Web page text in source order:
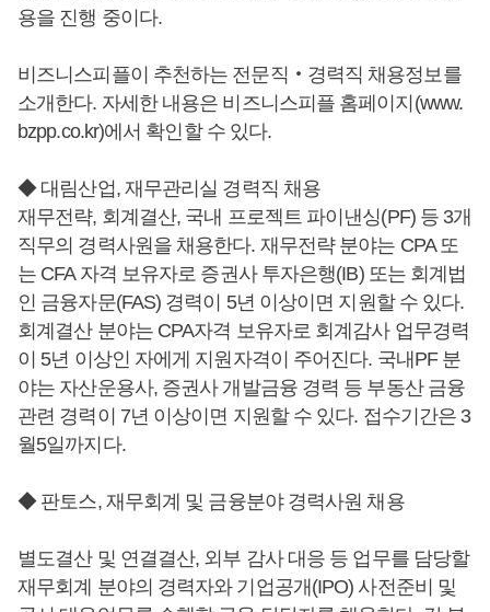
용을 진행 중이다.
비즈니스피플이 추천하는 전문직‧경력직 채용정보를
소개한다. 자세한 내용은 비즈니스피플 홈페이지(www.
bzpp.co.kr)에서 확인할 수 있다.
◆ 대림산업, 재무관리실 경력직 채용
재무전략, 회계결산, 국내 프로젝트 파이낸싱(PF) 등 3개
직무의 경력사원을 채용한다. 재무전략 분야는 CPA 또
는 CFA 자격 보유자로 증권사 투자은행(IB) 또는 회계법
인 금융자문(FAS) 경력이 5년 이상이면 지원할 수 있다.
회계결산 분야는 CPA자격 보유자로 회계감사 업무경력
이 5년 이상인 자에게 지원자격이 주어진다. 국내PF 분
야는 자산운용사, 증권사 개발금융 경력 등 부동산 금융
관련 경력이 7년 이상이면 지원할 수 있다. 접수기간은 3
월5일까지다.
◆ 판토스, 재무회계 및 금융분야 경력사원 채용
별도결산 및 연결결산, 외부 감사 대응 등 업무를 담당할
재무회계 분야의 경력자와 기업공개(IPO) 사전준비 및